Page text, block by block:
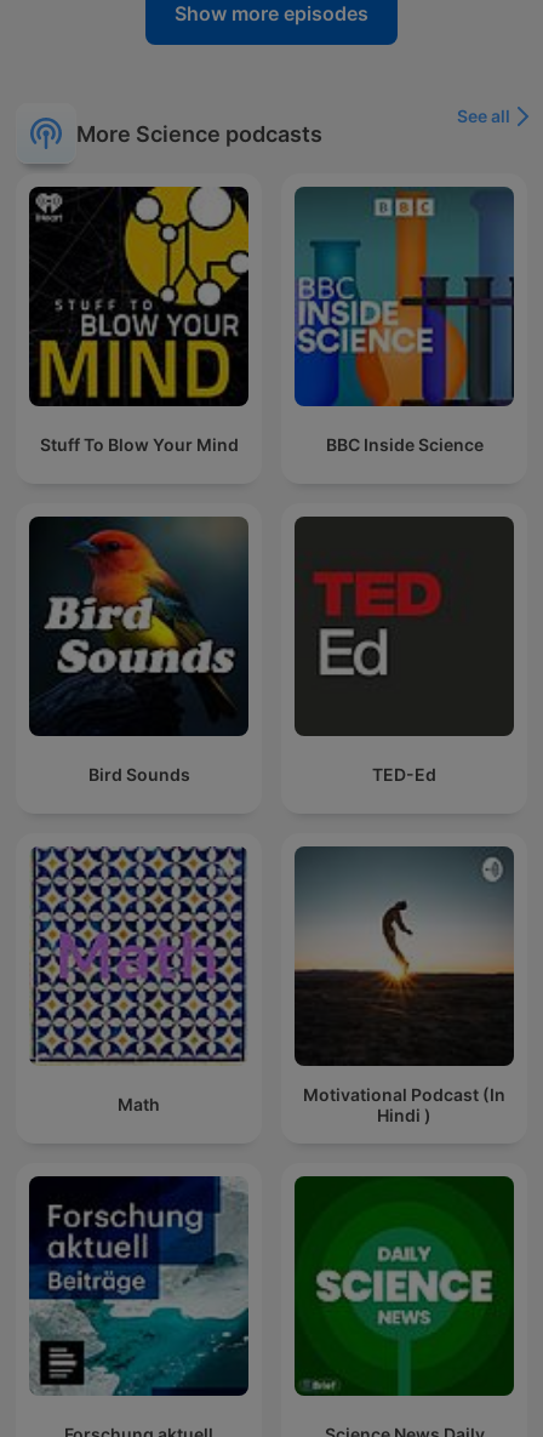
Show more episodes
More Science podcasts
See all
Stuff To Blow Your Mind BBC Inside Science
Bird Sounds TED-Ed
Math
Motivational Podcast (In
Hindi )